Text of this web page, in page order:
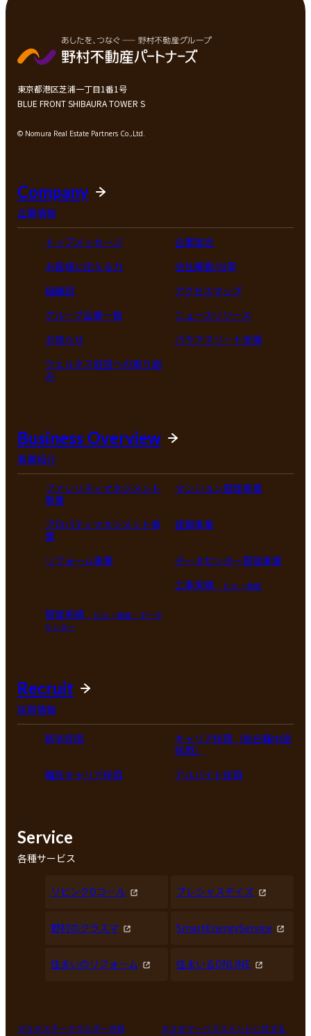
東京都港区芝浦一丁目1番1号
BLUE FRONT SHIBAURA TOWER S
© Nomura Real Estate Partners Co.,Ltd.
Company
企業情報
トップメッセージ
企業理念
お客様に応える力
会社概要/沿革
組織図
アクセスマップ
グループ企業一覧
ニュースリリース
お知らせ
パラアスリート支援
ウェルネス経営への取り組
み
Business Overview
事業紹介
ファシリティマネジメント
事業
マンション管理事業
プロパティマネジメント事
業
建築事業
リフォーム事業 データセンター管理事業
管理実績
ビル・施設・データ
センター
工事実績 ビル・施設
Recruit
採用情報
新卒採用
キャリア採用（総合職中途
採用）
嘱託キャリア採用
アルバイト採用
Service
各種サービス
リビングQコール プレシャスデイズ
野村のクラスマ SmartEnergyService
住まいのリフォーム 住まいるONLINE
マルチステークホルダー方針
カスタマーハラスメントに対する